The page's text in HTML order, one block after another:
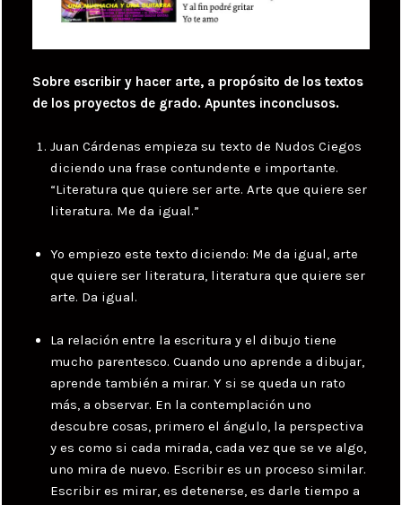
Sobre escribir y hacer arte, a propósito de los textos
de los proyectos de grado. Apuntes inconclusos.
Juan Cárdenas empieza su texto de Nudos Ciegos
diciendo una frase contundente e importante.
“Literatura que quiere ser arte. Arte que quiere ser
literatura. Me da igual.”
Yo empiezo este texto diciendo: Me da igual, arte
que quiere ser literatura, literatura que quiere ser
arte. Da igual.
La relación entre la escritura y el dibujo tiene
mucho parentesco. Cuando uno aprende a dibujar,
aprende también a mirar. Y si se queda un rato
más, a observar. En la contemplación uno
descubre cosas, primero el ángulo, la perspectiva
y es como si cada mirada, cada vez que se ve algo,
uno mira de nuevo. Escribir es un proceso similar.
Escribir es mirar, es detenerse, es darle tiempo a